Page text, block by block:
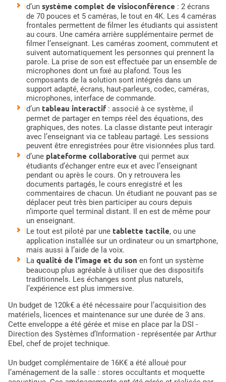
d’un système complet de visioconférence : 2 écrans
de 70 pouces et 5 caméras, le tout en 4K. Les 4 caméras
frontales permettent de filmer les étudiants qui assistent
au cours. Une caméra arrière supplémentaire permet de
filmer l’enseignant. Les caméras zooment, commutent et
suivent automatiquement les personnes qui prennent la
parole. La prise de son est effectuée par un ensemble de
microphones dont un fixé au plafond. Tous les
composants de la solution sont intégrés dans un
support adapté, écrans, haut-parleurs, codec, caméras,
microphones, interface de commande.
d’un tableau interactif: associé à ce système, il
permet de partager en temps réel des équations, des
graphiques, des notes. La classe distante peut interagir
avec l’enseignant via ce tableau partagé. Les sessions
peuvent être enregistrées pour être visionnées plus tard.
d’une plateforme collaborative qui permet aux
étudiants d’échanger entre eux et avec l’enseignant
pendant ou après le cours. On y retrouvera les
documents partagés, le cours enregistré et les
commentaires de chacun. Un étudiant ne pouvant pas se
déplacer peut très bien participer au cours depuis
n’importe quel terminal distant. Il en est de même pour
un enseignant.
Le tout est piloté par une tablette tactile, ou une
application installée sur un ordinateur ou un smartphone,
mais aussi à l’aide de la voix.
La qualité de l’image et du son en font un système
beaucoup plus agréable à utiliser que des dispositifs
traditionnels. Les échanges sont plus naturels,
l’expérience est plus immersive.
Un budget de 120k€ a été nécessaire pour l’acquisition des
matériels, licences et maintenance sur une durée de 3 ans.
Cette enveloppe a été gérée et mise en place par la DSI -
Direction des Systèmes d’Information - représentée par Arthur
Ebel, chef de projet technique.
Un budget complémentaire de 16K€ a été alloué pour
l’aménagement de la salle : stores occultants et moquette